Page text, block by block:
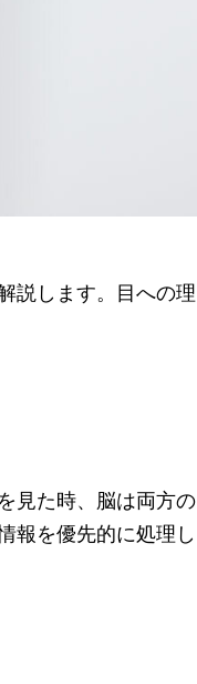
説します。目への理
見た時、脳は両方の
報を優先的に処理し